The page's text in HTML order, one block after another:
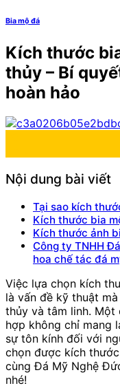
Bia mộ đá
Kích thước
thủy – Bí
hoàn hảo
Nội dung bài viết
Tại sao kích
Kích thước bia
Kích thước ảnh
Công ty TNHH
hoa chế tác đá
Việc lựa chọn kích
là vấn đề kỹ thuật
thủy và tâm linh.
hợp không chỉ mang
sự tôn kính đối với
chọn được kích
cùng Đá Mỹ Nghệ
nhé!